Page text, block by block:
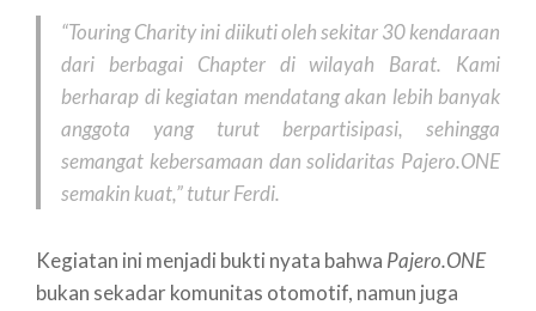
“Touring Charity ini diikuti oleh sekitar 30 kendaraan
dari berbagai Chapter di wilayah Barat. Kami
berharap di kegiatan mendatang akan lebih banyak
anggota yang turut berpartisipasi, sehingga
semangat kebersamaan dan solidaritas Pajero.ONE
semakin kuat,” tutur Ferdi.
Kegiatan ini menjadi bukti nyata bahwa Pajero.ONE
bukan sekadar komunitas otomotif, namun juga